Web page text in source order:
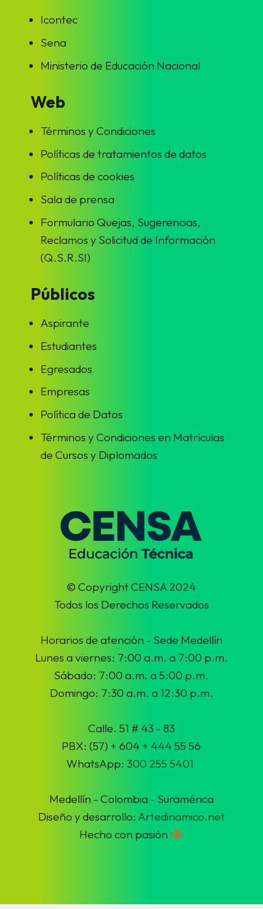
Icontec
Sena
Ministerio de Educación Nacional
Web
Términos y Condiciones
Políticas de tratamientos de datos
Políticas de cookies
Sala de prensa
Formulario Quejas, Sugerencias,
Reclamos y Solicitud de Información
(Q.S.R.SI)
Públicos
Aspirante
Estudiantes
Egresados
Empresas
Política de Datos
Términos y Condiciones en Matrículas
de Cursos y Diplomados
© Copyright CENSA 2024
Todos los Derechos Reservados
Horarios de atención - Sede Medellín
Lunes a viernes: 7:00 a.m. a 7:00 p.m.
Sábado: 7:00 a.m. a 5:00 p.m.
Domingo: 7:30 a.m. a 12:30 p.m.
Calle. 51 # 43 - 83
PBX: (57) + 604 + 444 55 56
WhatsApp:300 255 5401
Medellín - Colombia - Suramérica
Diseño y desarrollo: Artedinamico.net
Hecho con pasión